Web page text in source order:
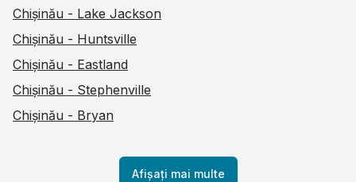
Chișinău - Lake Jackson
Chișinău - Huntsville
Chișinău - Eastland
Chișinău - Stephenville
Chișinău - Bryan
Afișați mai multe